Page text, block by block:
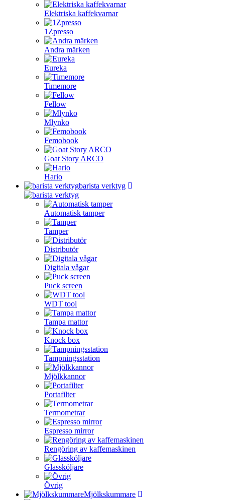
Elektriska kaffekvarnar
1Zpresso
Andra märken
Eureka
Timemore
Fellow
Mlynko
Femobook
Goat Story ARCO
Hario
barista verktyg
Automatisk tamper
Tamper
Distributör
Digitala vågar
Puck screen
WDT tool
Tampa mattor
Knock box
Tampningsstation
Mjölkkannor
Portafilter
Termometrar
Espresso mirror
Rengöring av kaffemaskinen
Glassköljare
Övrig
Mjölkskummare